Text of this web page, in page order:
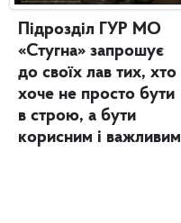
Підрозділ ГУР МО
«Стугна» запрошує
до своїх лав тих, хто
хоче не просто бути
в строю, а бути
корисним і важливим